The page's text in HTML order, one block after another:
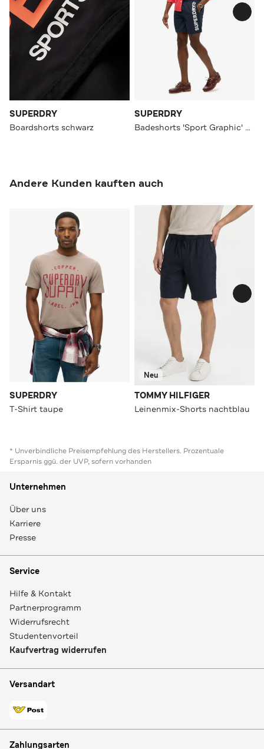
SUPERDRY
Boardshorts schwarz
SUPERDRY
Badeshorts 'Sport Graphic' navy
Andere Kunden kauften auch
SUPERDRY
T-Shirt taupe
Neu
TOMMY HILFIGER
Leinenmix-Shorts nachtblau
* Unverbindliche Preisempfehlung des Herstellers. Prozentuale
Ersparnis ggü. der UVP, sofern vorhanden
Unternehmen
Über uns
Karriere
Presse
Service
Hilfe & Kontakt
Partnerprogramm
Widerrufsrecht
Studentenvorteil
Kaufvertrag widerrufen
Versandart
Zahlungsarten